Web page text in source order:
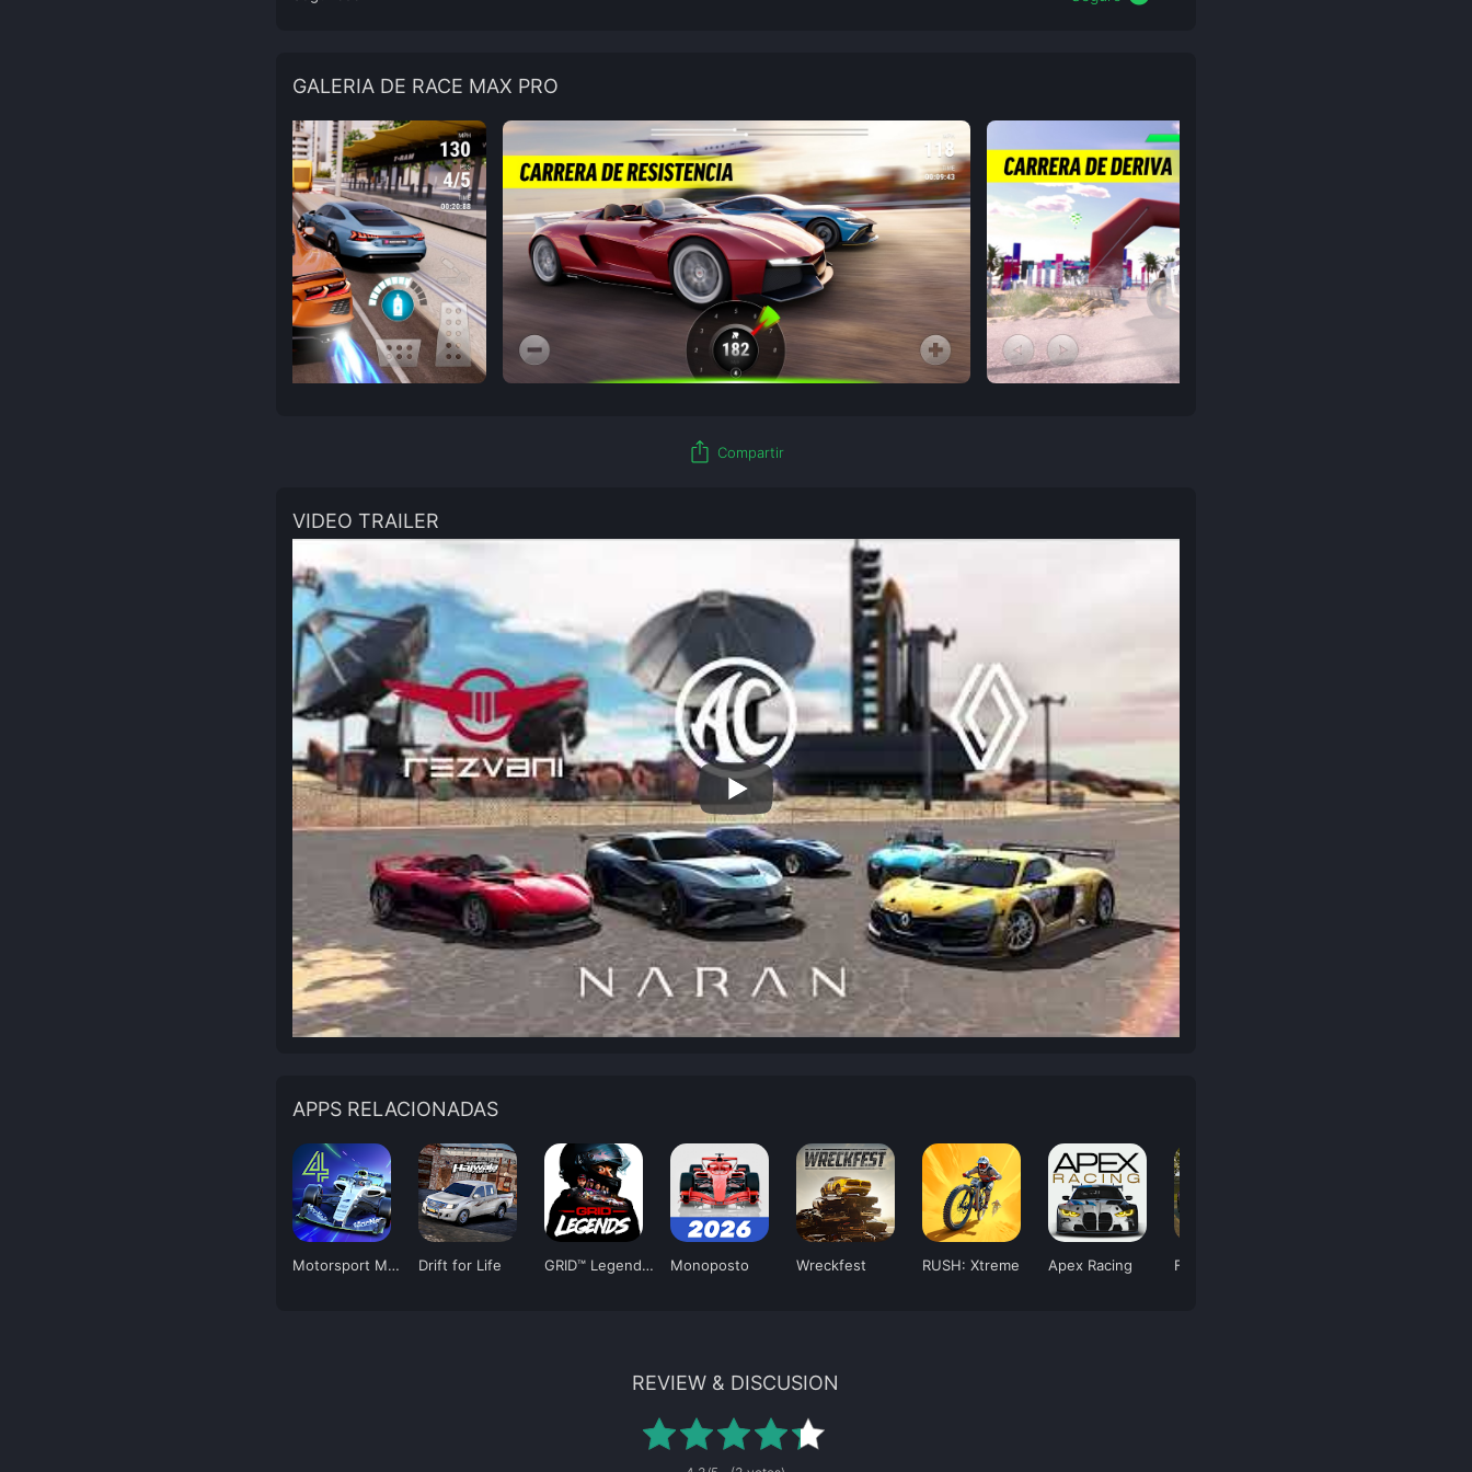
GALERIA DE RACE MAX PRO
ios_share Compartir
VIDEO TRAILER
APPS RELACIONADAS
Motorsport Manager 4 Drift for Life GRID™ Legends: Deluxe Edition Monoposto Wreckfest RUSH: Xtreme Apex Racing Fast & Grand
REVIEW & DISCUSION